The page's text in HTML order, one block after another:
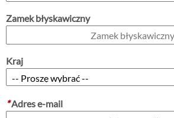
Zamek błyskawiczny
Kraj
*Adres e-mail